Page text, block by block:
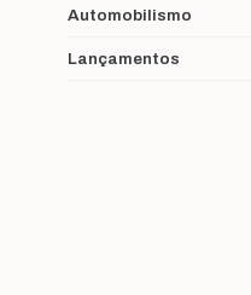
Automobilismo
Lançamentos